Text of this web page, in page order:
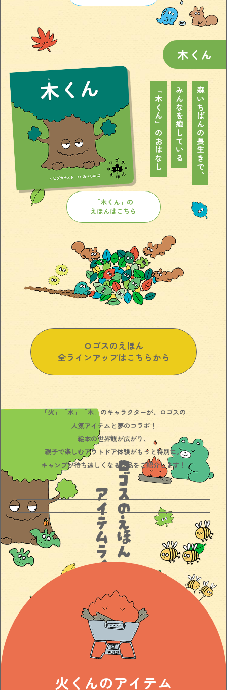
木くん
森いちばんの長生きで、
みんなを癒している
「木くん」のおはなし
「木くん」の
えほんはこちら
ロゴスのえほん
全ラインアップはこちらから
「火」「水」「木」のキャラクターが、ロゴスの
人気アイテムと夢のコラボ！
絵本の世界観が広がり、
親子で楽しむアウトドア体験がもっと特別に。
キャンプが待ち遠しくなる商品をご紹介します！
火くんのアイテム
水くんのアイテム
木くんのアイテム
みんなのアイテム
火くんのアイテム